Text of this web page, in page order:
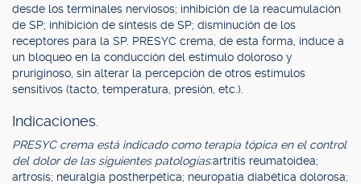
desde los terminales nerviosos; inhibición de la reacumulación
de SP; inhibición de síntesis de SP; disminución de los
receptores para la SP. PRESYC crema, de esta forma, induce a
un bloqueo en la conducción del estímulo doloroso y
pruriginoso, sin alterar la percepción de otros estímulos
sensitivos (tacto, temperatura, presión, etc.).
Indicaciones.
PRESYC crema está indicado como terapia tópica en el control
del dolor de las siguientes patologías:artritis reumatoidea;
artrosis; neuralgia postherpética; neuropatía diabética dolorosa;